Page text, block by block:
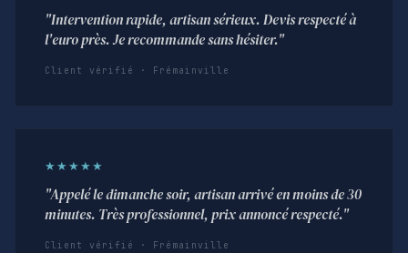
"Intervention rapide, artisan sérieux. Devis respecté à
l'euro près. Je recommande sans hésiter."
Client vérifié · Frémainville
★★★★★
"Appelé le dimanche soir, artisan arrivé en moins de 30
minutes. Très professionnel, prix annoncé respecté."
Client vérifié · Frémainville